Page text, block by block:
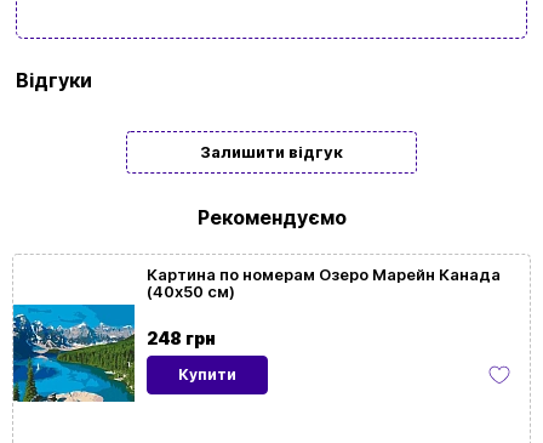
картини
40x50
Орієнтація
Вертикальна
Відгуки
Залишити відгук
Рекомендуємо
248 грн
Картина по номерам Озеро Марейн Канада
(40х50 см)
Купити